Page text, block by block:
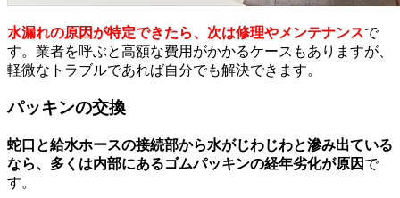
水漏れの原因が特定できたら、次は修理やメンテナンスで
す。業者を呼ぶと高額な費用がかかるケースもありますが、
軽微なトラブルであれば自分でも解決できます。
パッキンの交換
蛇口と給水ホースの接続部から水がじわじわと滲み出ている
なら、多くは内部にあるゴムパッキンの経年劣化が原因 で
す。